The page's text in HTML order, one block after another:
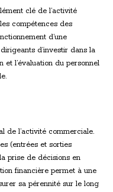
clé de l’activité
compétences des
d’une
d’investir dans la
et l’évaluation du personnel
de l’activité commerciale.
(entrées et sorties
prise de décisions en
financière permet à une
sa pérennité sur le long